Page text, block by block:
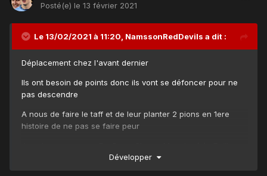
Posté(e) le 13 février 2021
Le 13/02/2021 à 11:20, NamssonRedDevils a dit :
Déplacement chez l'avant dernier
Ils ont besoin de points donc ils vont se défoncer pour ne
pas descendre
A nous de faire le taff et de leur planter 2 pions en 1ere
histoire de ne pas se faire peur
Wan Bissaka- Fred , Mctominay- Bruno , Rashford ,
Développer